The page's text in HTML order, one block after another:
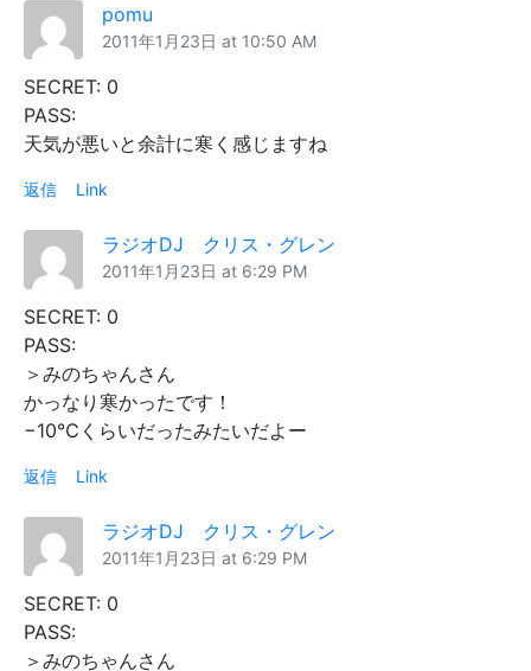
pomu
2011年1月23日 at 10:50 AM
SECRET: 0
PASS:
天気が悪いと余計に寒く感じますね
返信 Link
ラジオDJ クリス・グレン
2011年1月23日 at 6:29 PM
SECRET: 0
PASS:
＞みのちゃんさん
かっなり寒かったです！
−10℃くらいだったみたいだよー
返信 Link
ラジオDJ クリス・グレン
2011年1月23日 at 6:29 PM
SECRET: 0
PASS:
＞みのちゃんさん